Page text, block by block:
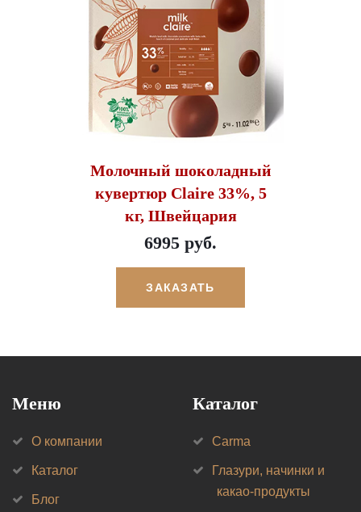
Молочный шоколадный
кувертюр Claire 33%, 5
кг, Швейцария
6995 руб.
ЗАКАЗАТЬ
Меню
О компании
Каталог
Блог
Каталог
Carma
Глазури, начинки и
какао-продукты